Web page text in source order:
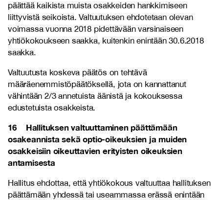
päättää kaikista muista osakkeiden hankkimiseen
liittyvistä seikoista. Valtuutuksen ehdotetaan olevan
voimassa vuonna 2018 pidettävään varsinaiseen
yhtiökokoukseen saakka, kuitenkin enintään 30.6.2018
saakka.
Valtuutusta koskeva päätös on tehtävä
määräenemmistöpäätöksellä, jota on kannattanut
vähintään 2/3 annetuista äänistä ja kokouksessa
edustetuista osakkeista.
16 Hallituksen valtuuttaminen päättämään
osakeannista sekä optio-oikeuksien ja muiden
osakkeisiin oikeuttavien erityisten oikeuksien
antamisesta
Hallitus ehdottaa, että yhtiökokous valtuuttaa hallituksen
päättämään yhdessä tai useammassa erässä enintään